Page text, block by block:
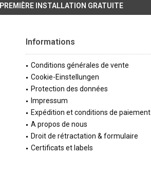
PREMIÈRE INSTALLATION GRATUITE
Informations
Conditions générales de vente
Cookie-Einstellungen
Protection des données
Impressum
Expédition et conditions de paiement
A propos de nous
Droit de rétractation & formulaire
Certificats et labels